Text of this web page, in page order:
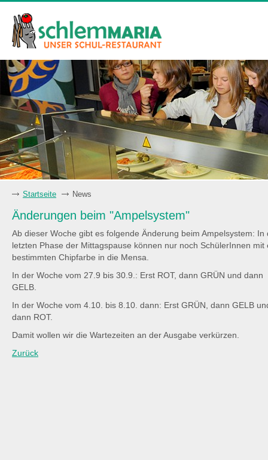
Startseite News
Änderungen beim "Ampelsystem"
Ab dieser Woche gibt es folgende Änderung beim Ampelsystem: In
letzten Phase der Mittagspause können nur noch SchülerInnen mit
bestimmten Chipfarbe in die Mensa.
In der Woche vom 27.9 bis 30.9.: Erst ROT, dann GRÜN und dann
GELB.
In der Woche vom 4.10. bis 8.10. dann: Erst GRÜN, dann GELB
dann ROT.
Damit wollen wir die Wartezeiten an der Ausgabe verkürzen.
Zurück